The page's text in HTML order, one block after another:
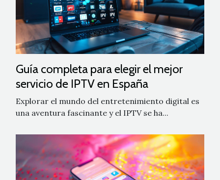
Guía completa para elegir el mejor
servicio de IPTV en España
Explorar el mundo del entretenimiento digital es
una aventura fascinante y el IPTV se ha...